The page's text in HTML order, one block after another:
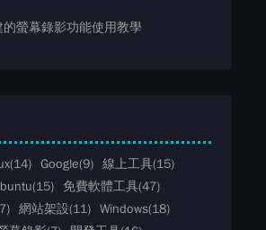
的螢幕錄影功能使用教學
(14) Google(9) 線上工具(15)
(15) 免費軟體工具(47)
網站架設(11) Windows(18)